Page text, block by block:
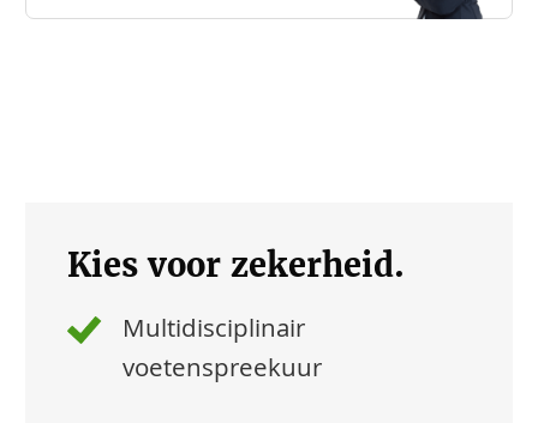
Kies voor zekerheid.
Multidisciplinair
voetenspreekuur